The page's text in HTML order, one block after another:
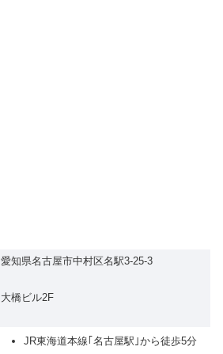
愛知県名古屋市中村区名駅3-25-3
大橋ビル2F
JR東海道本線｢名古屋駅｣から徒歩5分